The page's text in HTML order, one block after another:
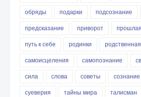
обряды
подарки подсознание
предсказание
приворот
путь к себе
родинки
самоисцеления
самопознание
сила
слова советы сознание
суеверия
тайны мира талисман